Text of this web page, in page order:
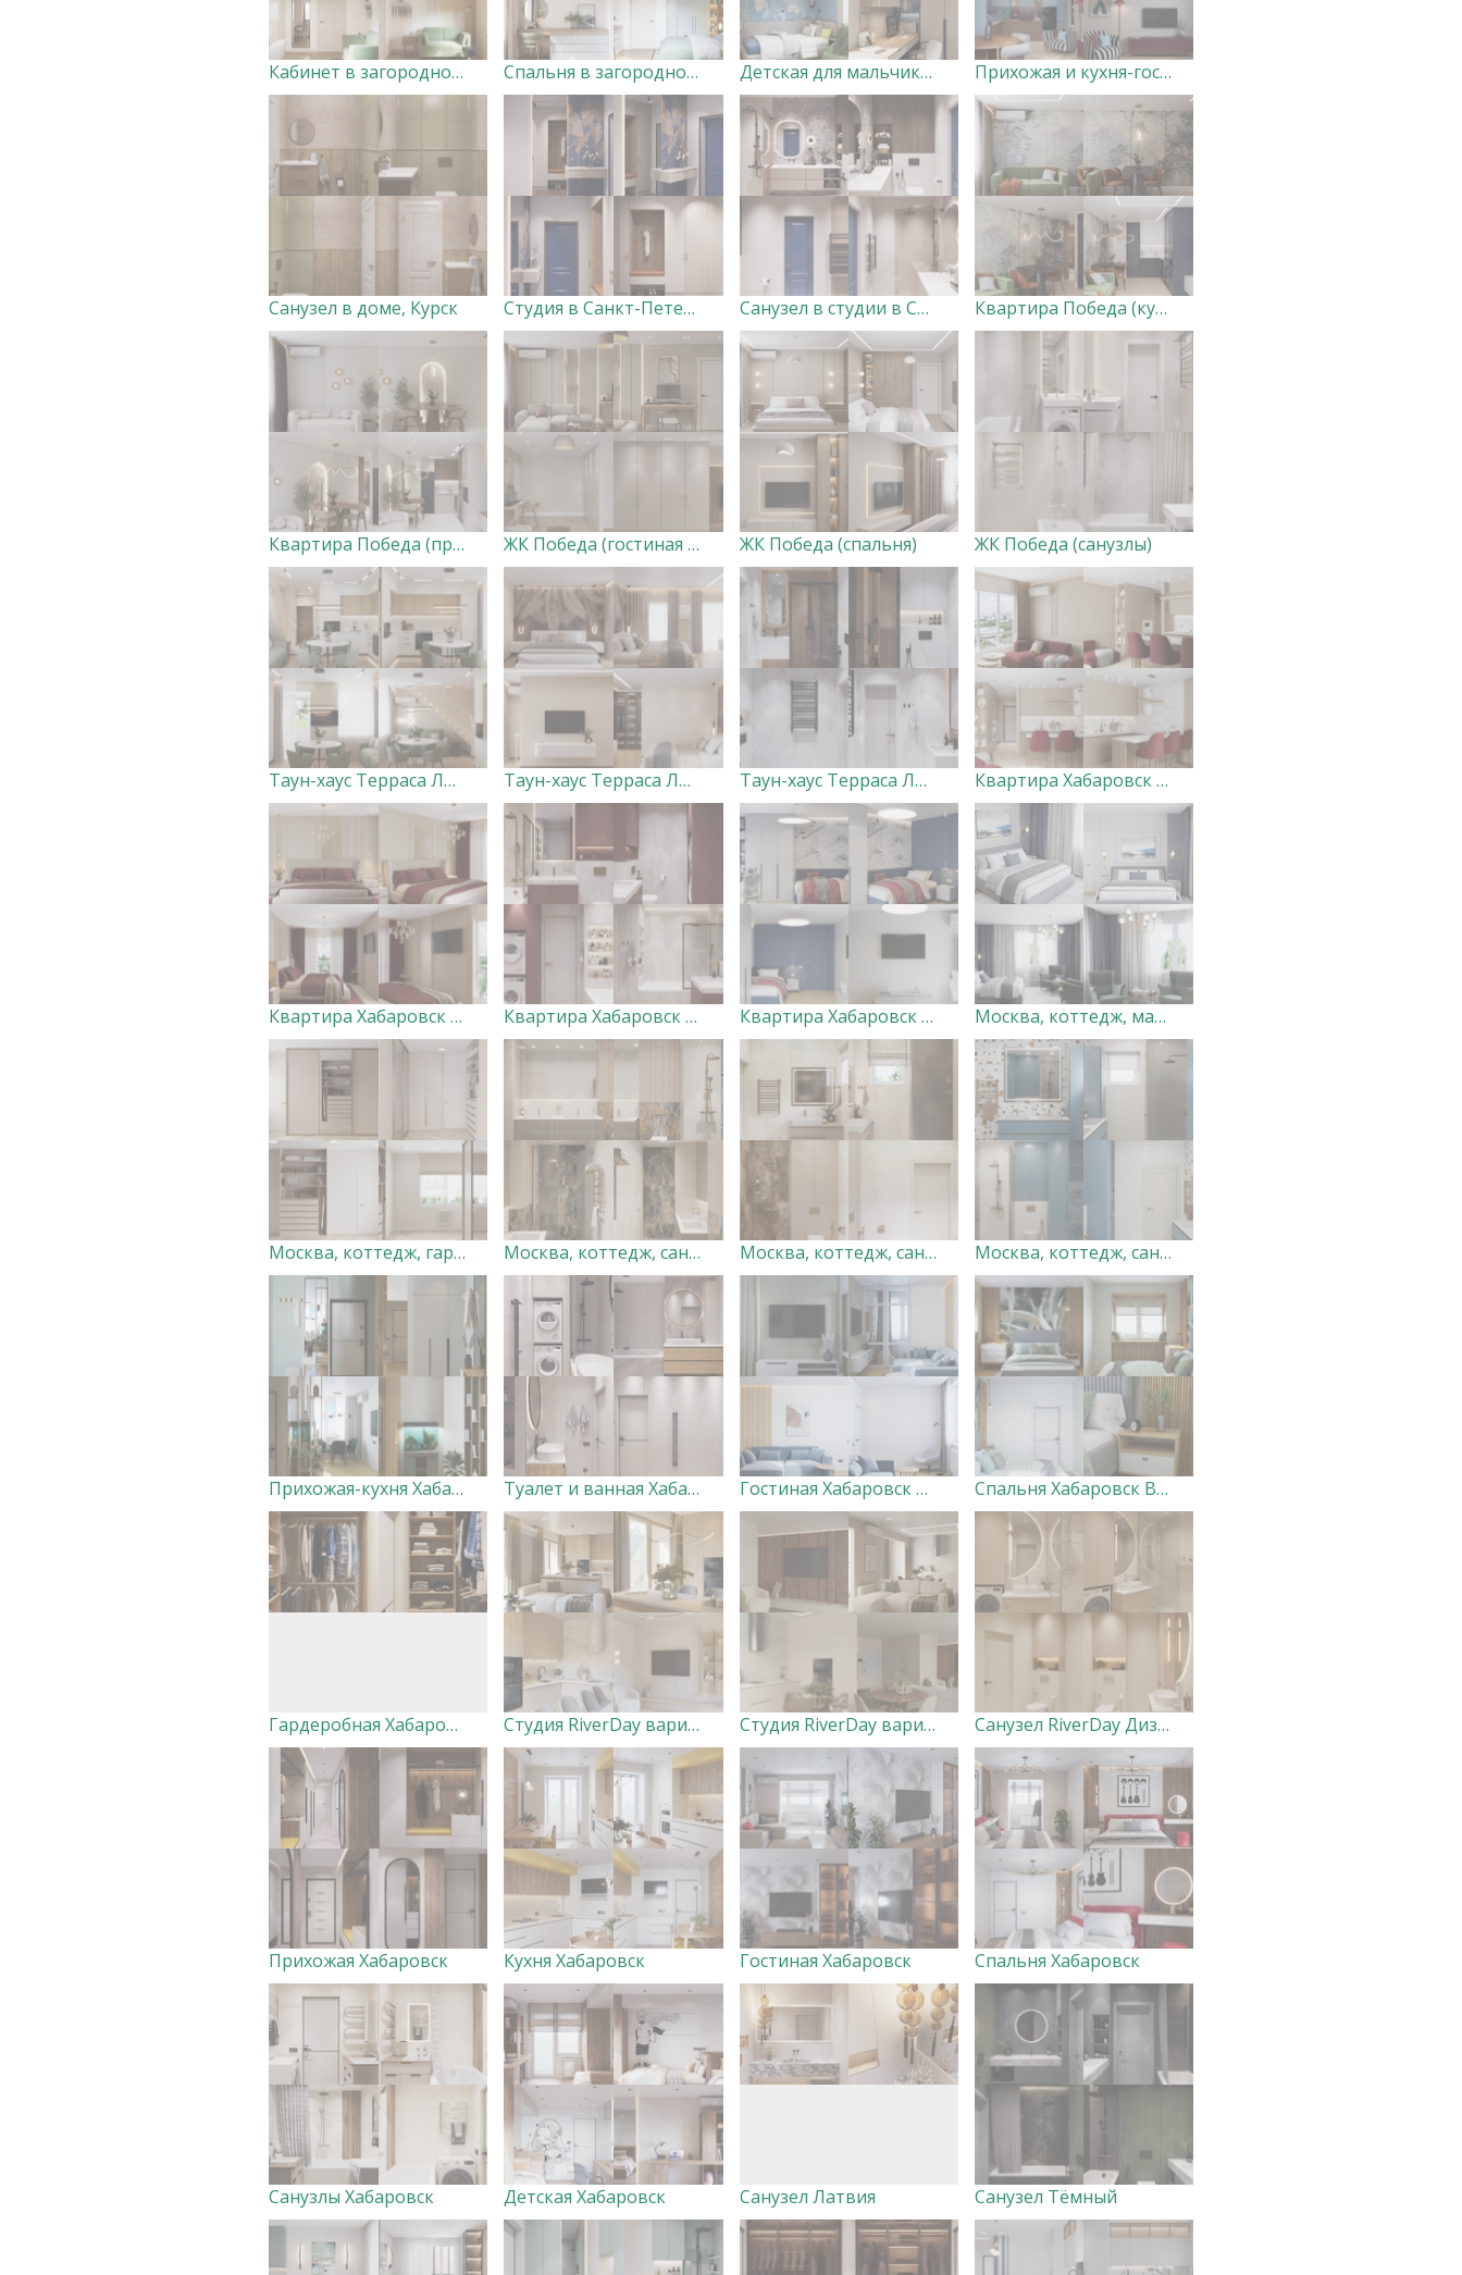
Кабинет в загородном доме Дизайнер Анна Скорнякова Спальня в загородном доме Дизайнер Анна Скорнякова Детская для мальчиков в загородном доме Дизайнер Анна Скорнякова Прихожая и кухня-гостиная в доме, Курск
Санузел в доме, Курск Студия в Санкт-Петербурге (прихожая, кухня-гостиная, спальня, балкон) Санузел в студии в Санкт-Петербурге Квартира Победа (кухня-гостиная и прихожая) ВАРИАНТ 2
Квартира Победа (прихожая, кухня-гостиная) ВАРИАНТ 1 ЖК Победа (гостиная с лоджией) ЖК Победа (спальня) ЖК Победа (санузлы)
Таун-хаус Терраса Лофт 1 этаж Таун-хаус Терраса Лофт 2 этаж Таун-хаус Терраса Лофт Санузлы Квартира Хабаровск (кухня-гостиная и холл)
Квартира Хабаровск (мастер-спальня с санузлом и гардеробной) Квартира Хабаровск (санузел) Квартира Хабаровск (детская для мальчика) Москва, коттедж, мастер-спальня. Дизайн-студия "Very Peri"
Москва, коттедж, гардеробная. Дизайн-студия "Very Peri" Москва, коттедж, санузел 2. Дизайн-студия "Very Peri" Москва, коттедж, санузел 1. Дизайн-студия "Very Peri" Москва, коттедж, санузел 3. Дизайн-студия "Very Peri"
Прихожая-кухня Хабаровск Вершины. Дизайнер Ксения Добровольская Туалет и ванная Хабаровск Вершины. Дизайнер Ксения Добровольская Гостиная Хабаровск Вершины. Дизайнер Ксения Добровольская Спальня Хабаровск Вершины. Дизайнер Ксения Добровольская
Гардеробная Хабаровск Вершины. Дизайнер Ксения Добровольская Студия RiverDay вариант 1 Дизайнер Маргарита Оглуздина Студия RiverDay вариант 2 Дизайнер Маргарита Оглуздина Санузел RiverDay Дизайнер Маргарита Оглуздина
Прихожая Хабаровск Кухня Хабаровск Гостиная Хабаровск Спальня Хабаровск
Санузлы Хабаровск Детская Хабаровск Санузел Латвия Санузел Тёмный